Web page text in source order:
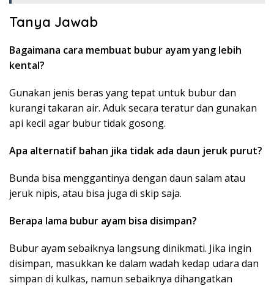
Tanya Jawab
Bagaimana cara membuat bubur ayam yang lebih
kental?
Gunakan jenis beras yang tepat untuk bubur dan
kurangi takaran air. Aduk secara teratur dan gunakan
api kecil agar bubur tidak gosong.
Apa alternatif bahan jika tidak ada daun jeruk purut?
Bunda bisa menggantinya dengan daun salam atau
jeruk nipis, atau bisa juga di skip saja.
Berapa lama bubur ayam bisa disimpan?
Bubur ayam sebaiknya langsung dinikmati. Jika ingin
disimpan, masukkan ke dalam wadah kedap udara dan
simpan di kulkas, namun sebaiknya dihangatkan